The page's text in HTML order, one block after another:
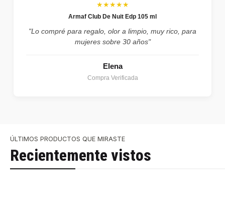
★★★★★
Armaf Club De Nuit Edp 105 ml
"Lo compré para regalo, olor a limpio, muy rico, para
mujeres sobre 30 años"
Elena
Compra Verificada
ÚLTIMOS PRODUCTOS QUE MIRASTE
Recientemente vistos